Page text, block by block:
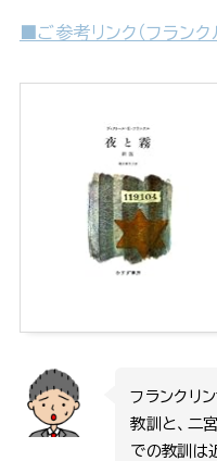
■ご参考リンク（フラン
フランクリ
教訓と、二
での教訓は